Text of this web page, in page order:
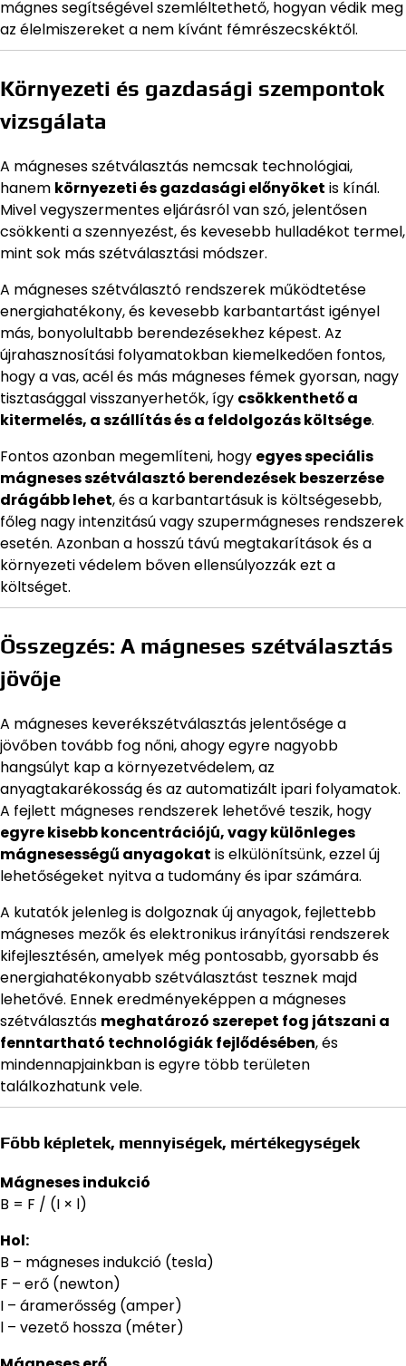
mágnes segítségével szemléltethető, hogyan védik meg
az élelmiszereket a nem kívánt fémrészecskéktől.
Környezeti és gazdasági szempontok
vizsgálata
A mágneses szétválasztás nemcsak technológiai,
hanem környezeti és gazdasági előnyöket is kínál.
Mivel vegyszermentes eljárásról van szó, jelentősen
csökkenti a szennyezést, és kevesebb hulladékot termel,
mint sok más szétválasztási módszer.
A mágneses szétválasztó rendszerek működtetése
energiahatékony, és kevesebb karbantartást igényel
más, bonyolultabb berendezésekhez képest. Az
újrahasznosítási folyamatokban kiemelkedően fontos,
hogy a vas, acél és más mágneses fémek gyorsan, nagy
tisztasággal visszanyerhetők, így csökkenthető a
kitermelés, a szállítás és a feldolgozás költsége.
Fontos azonban megemlíteni, hogy egyes speciális
mágneses szétválasztó berendezések beszerzése
drágább lehet, és a karbantartásuk is költségesebb,
főleg nagy intenzitású vagy szupermágneses rendszerek
esetén. Azonban a hosszú távú megtakarítások és a
környezeti védelem bőven ellensúlyozzák ezt a
költséget.
Összegzés: A mágneses szétválasztás
jövője
A mágneses keverékszétválasztás jelentősége a
jövőben tovább fog nőni, ahogy egyre nagyobb
hangsúlyt kap a környezetvédelem, az
anyagtakarékosság és az automatizált ipari folyamatok.
A fejlett mágneses rendszerek lehetővé teszik, hogy
egyre kisebb koncentrációjú, vagy különleges
mágnesességű anyagokat is elkülönítsünk, ezzel új
lehetőségeket nyitva a tudomány és ipar számára.
A kutatók jelenleg is dolgoznak új anyagok, fejlettebb
mágneses mezők és elektronikus irányítási rendszerek
kifejlesztésén, amelyek még pontosabb, gyorsabb és
energiahatékonyabb szétválasztást tesznek majd
lehetővé. Ennek eredményeképpen a mágneses
szétválasztás meghatározó szerepet fog játszani a
fenntartható technológiák fejlődésében, és
mindennapjainkban is egyre több területen
találkozhatunk vele.
Főbb képletek, mennyiségek, mértékegységek
Mágneses indukció
B = F / (I × l)
Hol:
B – mágneses indukció (tesla)
F – erő (newton)
I – áramerősség (amper)
l – vezető hossza (méter)